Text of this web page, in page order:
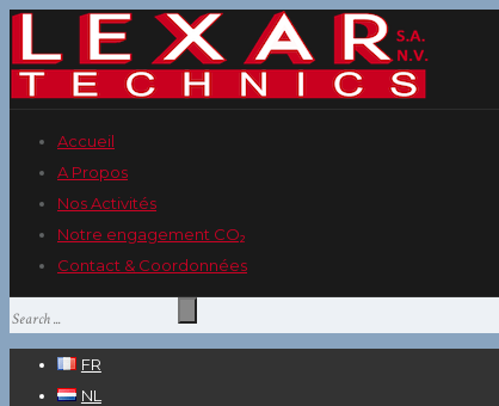
Accueil
A Propos
Nos Activités
Notre engagement CO₂
Contact & Coordonnées
FR
NL